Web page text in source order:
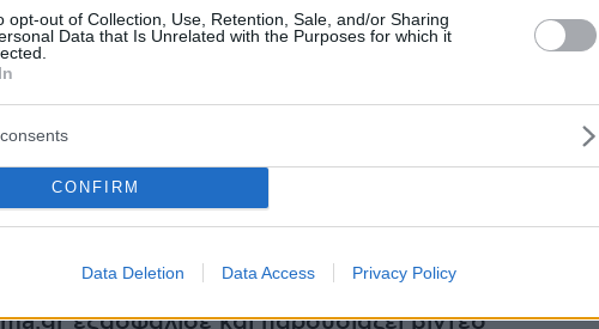
opt-out of Collection, Use, Retention, Sale, and/or Sharing
Data that Is Unrelated with the Purposes for which it
CONFIRM
Data Deletion Data Access Privacy Policy
Mafia, κατηγορείται ότινοίκιασε ένα
που εμπλέκεται στην έκρηξη.
της νομοθεσίας περί όπλων και
και για καταδικαστικές αποφάσεις, ενώ στο
ερευνών συνελήφθη ακόμη ένα άτομο για
εξασφάλισε και παρουσιάζει βίντεο